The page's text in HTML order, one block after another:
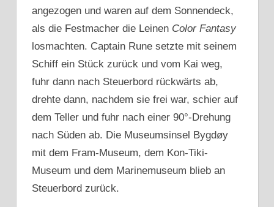
angezogen und waren auf dem Sonnendeck,
als die Festmacher die Leinen Color Fantasy
losmachten. Captain Rune setzte mit seinem
Schiff ein Stück zurück und vom Kai weg,
fuhr dann nach Steuerbord rückwärts ab,
drehte dann, nachdem sie frei war, schier auf
dem Teller und fuhr nach einer 90°-Drehung
nach Süden ab. Die Museumsinsel Bygdøy
mit dem Fram-Museum, dem Kon-Tiki-
Museum und dem Marinemuseum blieb an
Steuerbord zurück.